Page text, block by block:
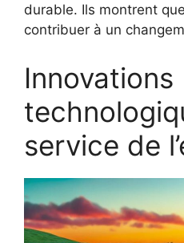
durable. Ils montrent
contribuer à un
Innovations
service de